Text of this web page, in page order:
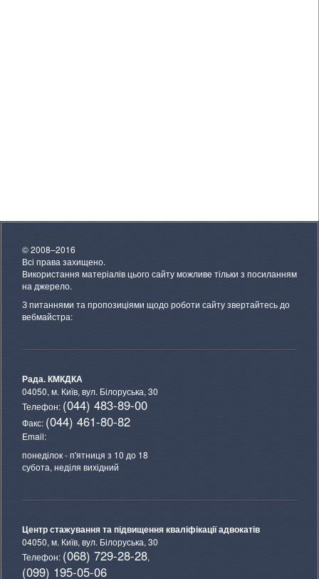
© 2008–2016
Всі права захищено.
Використання матеріалів цього сайту можливе тільки з посиланням
на джерело.
З питаннями та пропозиціями щодо роботи сайту звертайтесь до
вебмайстра:
Рада. КМКДКА
04050, м. Київ, вул. Білоруська, 30
Телефон: (044) 483-89-00
Факс: (044) 461-80-82
Email:
понеділок - п'ятниця з 10 до 18
субота, неділя вихідний
Центр стажування та підвищення кваліфікації адвокатів
04050, м. Київ, вул. Білоруська, 30
Телефон: (068) 729-28-28,
(099) 195-05-06